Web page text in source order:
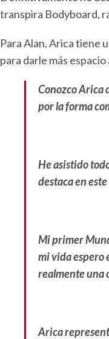
transpira Bodyboard,
Para Alan, Arica tiene
para darle más
Conozco Arica
por la forma
He asistido
destaca en
Mi primer
mi vida espero
realmente una
Arica